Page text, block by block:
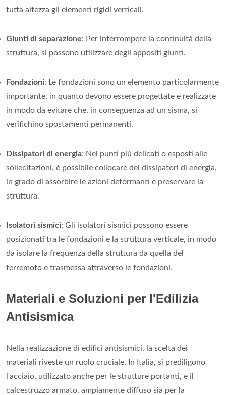
tutta altezza gli elementi rigidi verticali.
Giunti di separazione: Per interrompere la continuità della
struttura, si possono utilizzare degli appositi giunti.
Fondazioni: Le fondazioni sono un elemento particolarmente
importante, in quanto devono essere progettate e realizzate
in modo da evitare che, in conseguenza ad un sisma, si
verifichino spostamenti permanenti.
Dissipatori di energia: Nei punti più delicati o esposti alle
sollecitazioni, è possibile collocare dei dissipatori di energia,
in grado di assorbire le azioni deformanti e preservare la
struttura.
Isolatori sismici: Gli isolatori sismici possono essere
posizionati tra le fondazioni e la struttura verticale, in modo
da isolare la frequenza della struttura da quella del
terremoto e trasmessa attraverso le fondazioni.
Materiali e Soluzioni per l'Edilizia
Antisismica
Nella realizzazione di edifici antisismici, la scelta dei
materiali riveste un ruolo cruciale. In Italia, si prediligono
l'acciaio, utilizzato anche per le strutture portanti, e il
calcestruzzo armato, ampiamente diffuso sia per la